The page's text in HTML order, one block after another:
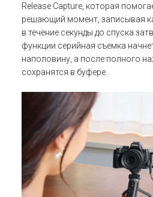
Release Capture, которая
решающий момент, записывая
в течение секунды до спуска
функции серийная съемка
наполовину, а после полного
сохранятся в буфере.